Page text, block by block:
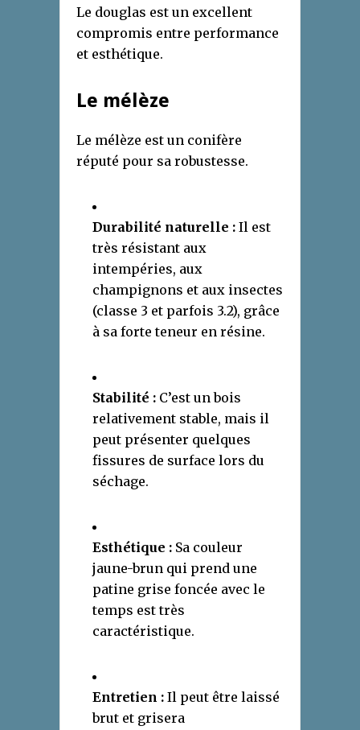
Le douglas est un excellent
compromis entre performance
et esthétique.
Le mélèze
Le mélèze est un conifère
réputé pour sa robustesse.
Durabilité naturelle : Il est
très résistant aux
intempéries, aux
champignons et aux insectes
(classe 3 et parfois 3.2), grâce
à sa forte teneur en résine.
Stabilité : C’est un bois
relativement stable, mais il
peut présenter quelques
fissures de surface lors du
séchage.
Esthétique : Sa couleur
jaune-brun qui prend une
patine grise foncée avec le
temps est très
caractéristique.
Entretien : Il peut être laissé
brut et grisera